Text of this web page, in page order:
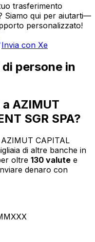
trasferimento
Siamo qui per aiutarti—
personalizzato!
Invia con Xe
persone in
AZIMUT
SGR SPA?
CAPITAL
di altre banche in
oltre 130 valute e
denaro con